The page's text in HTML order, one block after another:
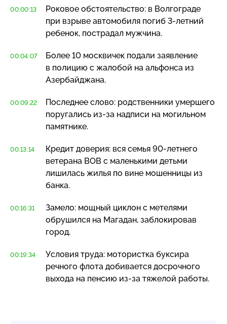
00:00:13
Роковое обстоятельство: в Волгограде
при взрыве автомобиля погиб 3-летний
ребенок, пострадал мужчина.
00:04:07
Более 10 москвичек подали заявление
в полицию с жалобой на альфонса из
Азербайджана.
00:09:22
Последнее слово: родственники умершего
поругались из-за надписи на могильном
памятнике.
00:13:14 Кредит доверия: вся семья 90-летнего
ветерана ВОВ с маленькими детьми
лишилась жилья по вине мошенницы из
банка.
00:16:31
Замело: мощный циклон с метелями
обрушился на Магадан, заблокировав
город.
00:19:34
Условия труда: мотористка буксира
речного флота добивается досрочного
выхода на пенсию из-за тяжелой работы.